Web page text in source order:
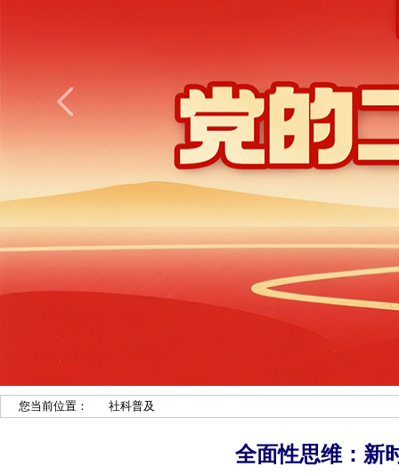
您当前位置： 社科普及
全面性思维：新